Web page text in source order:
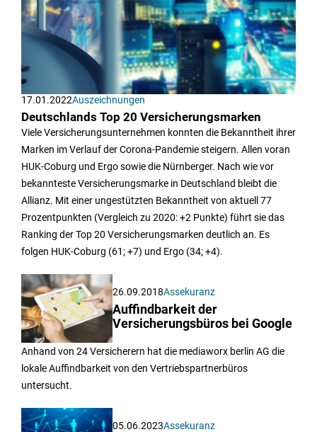
17.01.2022Auszeichnungen
Deutschlands Top 20 Versicherungsmarken
Viele Versicherungsunternehmen konnten die Bekanntheit ihrer
Marken im Verlauf der Corona-Pandemie steigern. Allen voran
HUK-Coburg und Ergo sowie die Nürnberger. Nach wie vor
bekannteste Versicherungsmarke in Deutschland bleibt die
Allianz. Mit einer ungestützten Bekanntheit von aktuell 77
Prozentpunkten (Vergleich zu 2020: +2 Punkte) führt sie das
Ranking der Top 20 Versicherungsmarken deutlich an. Es
folgen HUK-Coburg (61; +7) und Ergo (34; +4).
26.09.2018Assekuranz
Auffindbarkeit der
Versicherungsbüros bei Google
Anhand von 24 Versicherern hat die mediaworx berlin AG die
lokale Auffindbarkeit von den Vertriebspartnerbüros
untersucht.
05.06.2023Assekuranz